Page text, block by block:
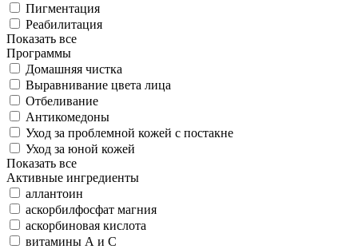
Пигментация
Реабилитация
Показать все
Программы
Домашняя чистка
Выравнивание цвета лица
Отбеливание
Антикомедоны
Уход за проблемной кожей с постакне
Уход за юной кожей
Показать все
Активные ингредиенты
аллантоин
аскорбилфосфат магния
аскорбиновая кислота
витамины А и С